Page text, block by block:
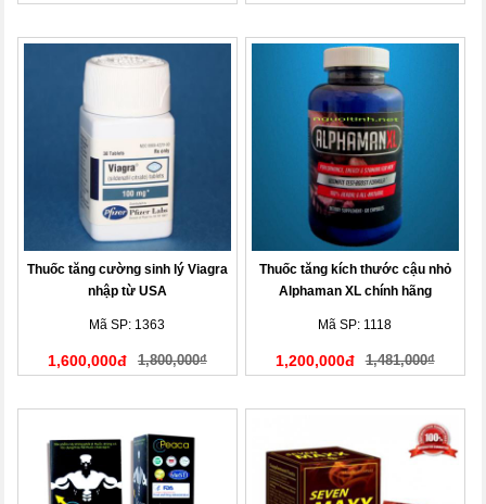
Thuốc tăng cường sinh lý Viagra
nhập từ USA
Mã SP: 1363
1,600,000đ 1,800,000₫
Thuốc tăng kích thước cậu nhỏ
Alphaman XL chính hãng
Mã SP: 1118
1,200,000đ 1,481,000₫